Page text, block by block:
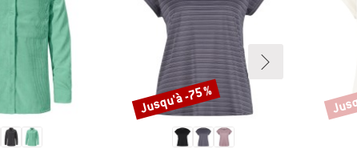
Remise
Jusqu'à -75 %